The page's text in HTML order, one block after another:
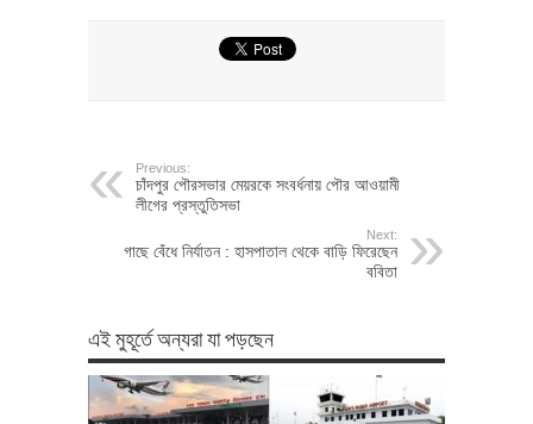
Previous:
চাঁদপুর পৌরসভার মেয়রকে সংবর্ধনায় পৌর আওয়ামী
লীগের প্রস্তুতিসভা
Next:
গাছে বেঁধে নির্যাতন : হাসপাতাল থেকে বাড়ি ফিরেছেন
ববিতা
এই মুহূর্তে অন্যরা যা পড়ছেন